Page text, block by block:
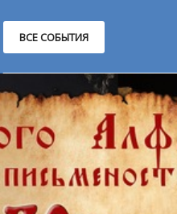
ВСЕ СОБЫТИЯ